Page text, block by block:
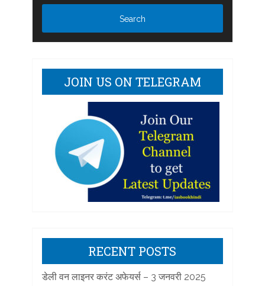
JOIN US ON TELEGRAM
RECENT POSTS
डेली वन लाइनर करंट अफेयर्स – 3 जनवरी 2025